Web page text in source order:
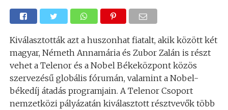
Kiválasztották azt a huszonhat fiatalt, akik között két
magyar, Németh Annamária és Zubor Zalán is részt
vehet a Telenor és a Nobel Békeközpont közös
szervezésű globális fórumán, valamint a Nobel-
békedíj átadás programjain. A Telenor Csoport
nemzetközi pályázatán kiválasztott résztvevők több